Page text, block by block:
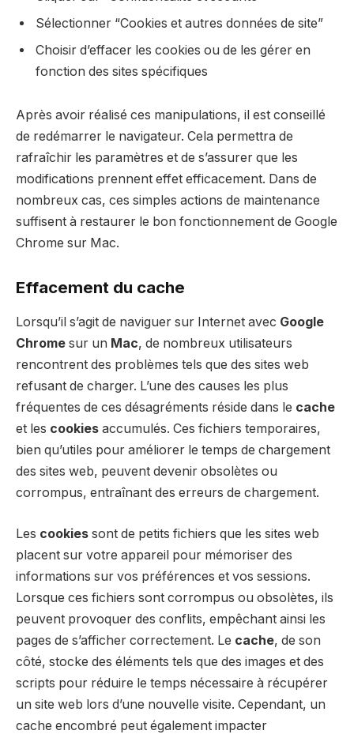
Sélectionner “Cookies et autres données de site”
Choisir d’effacer les cookies ou de les gérer en
fonction des sites spécifiques
Après avoir réalisé ces manipulations, il est conseillé
de redémarrer le navigateur. Cela permettra de
rafraîchir les paramètres et de s’assurer que les
modifications prennent effet efficacement. Dans de
nombreux cas, ces simples actions de maintenance
suffisent à restaurer le bon fonctionnement de Google
Chrome sur Mac.
Effacement du cache
Lorsqu’il s’agit de naviguer sur Internet avec Google
Chrome sur un Mac, de nombreux utilisateurs
rencontrent des problèmes tels que des sites web
refusant de charger. L’une des causes les plus
fréquentes de ces désagréments réside dans le cache
et les cookies accumulés. Ces fichiers temporaires,
bien qu’utiles pour améliorer le temps de chargement
des sites web, peuvent devenir obsolètes ou
corrompus, entraînant des erreurs de chargement.
Les cookies sont de petits fichiers que les sites web
placent sur votre appareil pour mémoriser des
informations sur vos préférences et vos sessions.
Lorsque ces fichiers sont corrompus ou obsolètes, ils
peuvent provoquer des conflits, empêchant ainsi les
pages de s’afficher correctement. Le cache, de son
côté, stocke des éléments tels que des images et des
scripts pour réduire le temps nécessaire à récupérer
un site web lors d’une nouvelle visite. Cependant, un
cache encombré peut également impacter